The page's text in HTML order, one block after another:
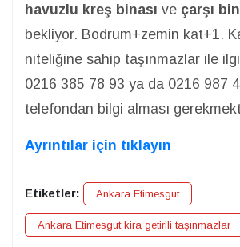
havuzlu kreş binası ve çarşı
bekliyor. Bodrum+zemin kat+1.
niteliğine sahip taşınmazlar ile
0216 385 78 93 ya da 0216 987
telefondan bilgi alması
Ayrıntılar için tıklayın
Etiketler: Ankara Etimesgut
Ankara Etimesgut kira getirili taşınmazlar